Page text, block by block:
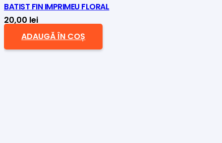
BATIST FIN IMPRIMEU FLORAL
20,00 lei
ADAUGĂ ÎN COȘ